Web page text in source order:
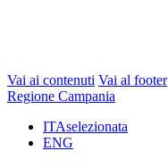
Vai ai contenuti Vai al footer
Regione Campania
ITAselezionata
ENG